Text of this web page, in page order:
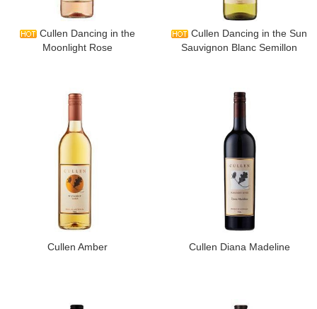
Cullen Dancing in the
Moonlight Rose
​Cullen Dancing in the Sun
Sauvignon Blanc Semillon
​Cullen Amber ​Cullen Diana Madeline